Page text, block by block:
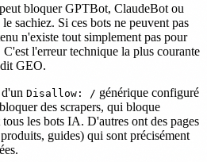
bloquer GPTBot, ClaudeBot ou
sachiez. Si ces bots ne peuvent pas
n'existe tout simplement pas pour
l'erreur technique la plus courante
GEO.
Disallow: / générique configuré
des scrapers, qui bloque
les bots IA. D'autres ont des pages
guides) qui sont précisément